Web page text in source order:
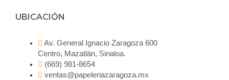
UBICACIÓN
Av. General Ignacio Zaragoza 600
Centro, Mazatlán, Sinaloa.
(669) 981-8654
ventas@papeleriazaragoza.mx